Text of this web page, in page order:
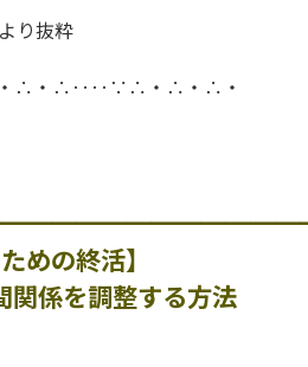
り抜粋
∴・∴‥‥∵∴・∴・∴・
めの終活】
係を調整する方法